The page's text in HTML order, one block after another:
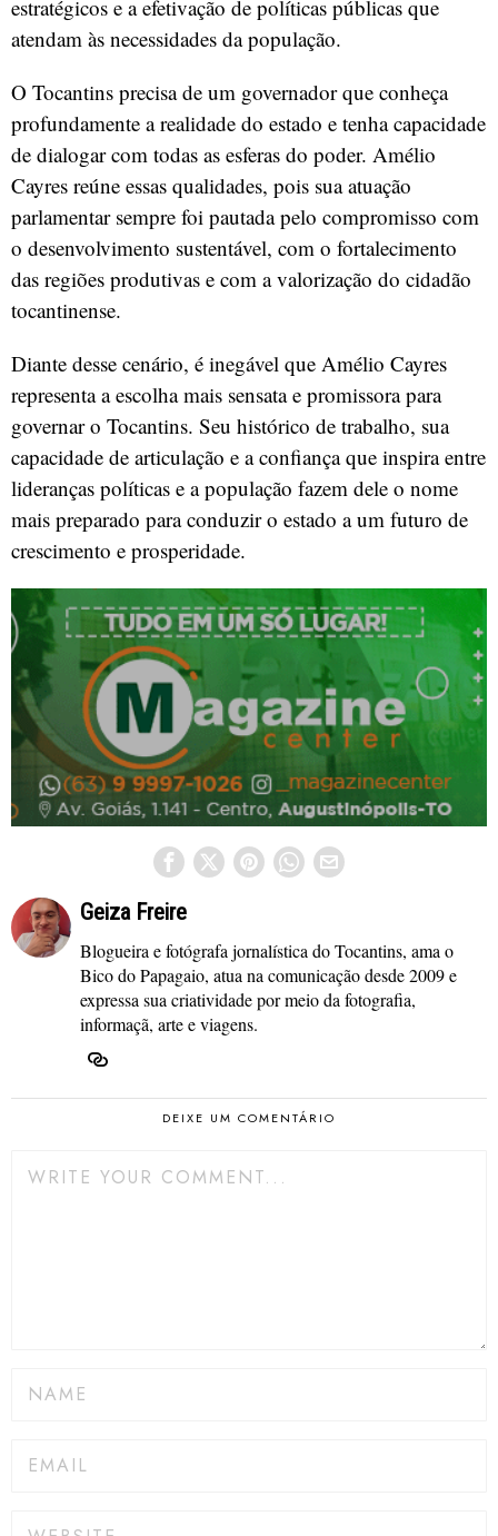
estratégicos e a efetivação de políticas públicas que
atendam às necessidades da população.
O Tocantins precisa de um governador que conheça
profundamente a realidade do estado e tenha capacidade
de dialogar com todas as esferas do poder. Amélio
Cayres reúne essas qualidades, pois sua atuação
parlamentar sempre foi pautada pelo compromisso com
o desenvolvimento sustentável, com o fortalecimento
das regiões produtivas e com a valorização do cidadão
tocantinense.
Diante desse cenário, é inegável que Amélio Cayres
representa a escolha mais sensata e promissora para
governar o Tocantins. Seu histórico de trabalho, sua
capacidade de articulação e a confiança que inspira entre
lideranças políticas e a população fazem dele o nome
mais preparado para conduzir o estado a um futuro de
crescimento e prosperidade.
Geiza Freire
Blogueira e fotógrafa jornalística do Tocantins, ama o
Bico do Papagaio, atua na comunicação desde 2009 e
expressa sua criatividade por meio da fotografia,
informaçã, arte e viagens.
DEIXE UM COMENTÁRIO